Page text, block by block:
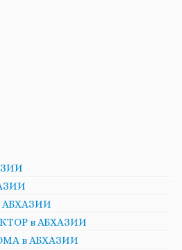
в АБХАЗИИ
в АБХАЗИИ